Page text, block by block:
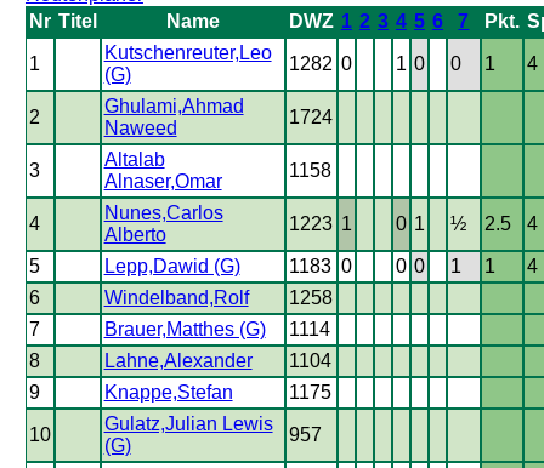
Nr Titel Name DWZ 1 2 3 4 5 6 7 Pkt.
1
Kutschenreuter,Leo
(G)
1282 0 1 0 0 1 4
2
Ghulami,Ahmad
Naweed
1724
3
Altalab
Alnaser,Omar
1158
4
Nunes,Carlos
Alberto
1223 1 0 1 ½ 2.5 4
5 Lepp,Dawid (G) 1183 0 0 0 1 1
4
6
Windelband,Rolf
1258
7
Brauer,Matthes (G)
1114
8
Lahne,Alexander
1104
9
Knappe,Stefan 1175
10
Gulatz,Julian Lewis
(G)
957